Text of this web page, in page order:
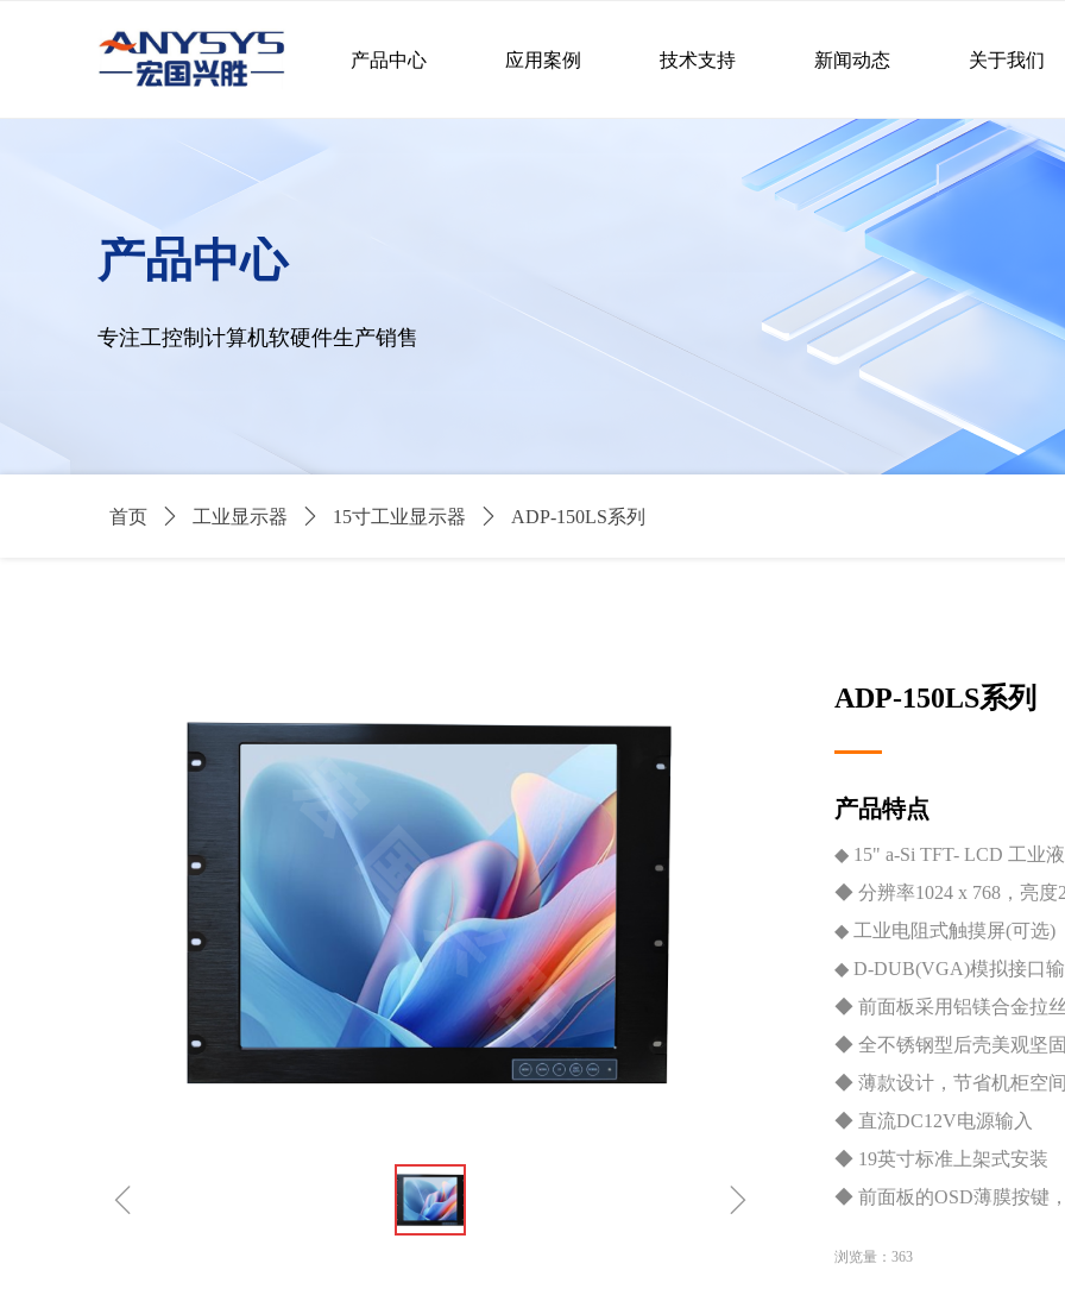
产品中心 应用案例 技术支持 新闻动态 关于我们
ꁆ ꁇ
ADP-150LS系列
产品特点
◆ 15" a-Si TFT- LCD 工业
◆ 分辨率1024 x 768，亮度
◆ 工业电阻式触摸屏(可选)
◆ D-DUB(VGA)模拟接口输
◆ 前面板采用铝镁合金拉
◆ 全不锈钢型后壳美观坚固
◆ 薄款设计，节省机柜空间
◆ 直流DC12V电源输入
◆ 19英寸标准上架式安装
◆ 前面板的OSD薄膜按键
产品中心
专注工控制计算机软硬件生产销售
首页 ꄲ 工业显示器 ꄲ 15寸工业显示器 ꄲ ADP-150LS系列
浏览量： 363